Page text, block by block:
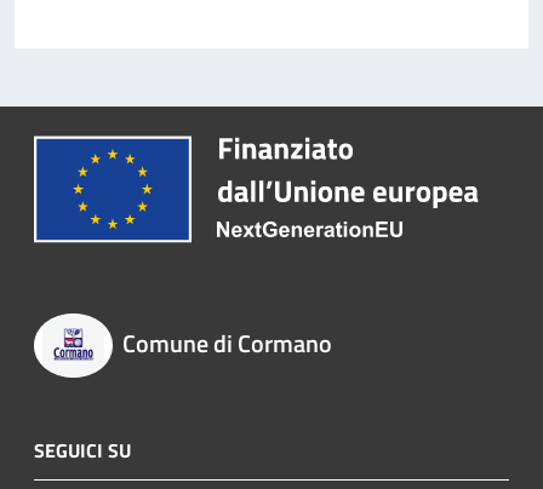
Comune di Cormano
SEGUICI SU